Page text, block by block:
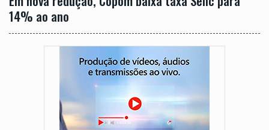
14% ao ano